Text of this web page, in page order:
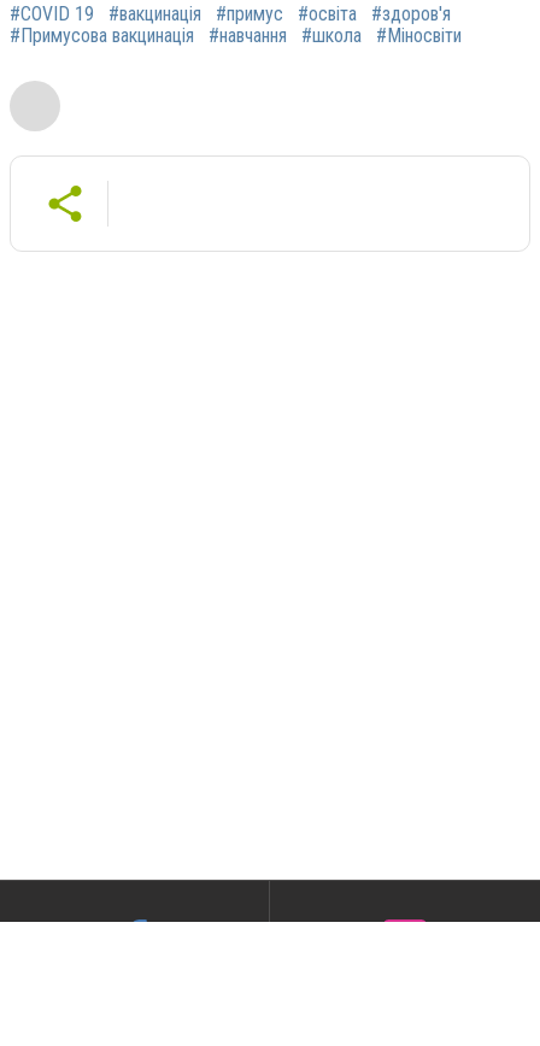
#COVID 19 #вакцинація #примус #освіта
#здоров'я
#Примусова вакцинація
#навчання #школа #Міносвіти